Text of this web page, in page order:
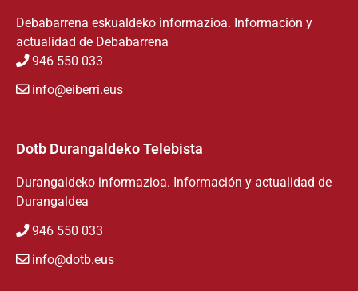
Debabarrena eskualdeko informazioa. Información y
actualidad de Debabarrena
946 550 033
info@eiberri.eus
Dotb Durangaldeko Telebista
Durangaldeko informazioa. Información y actualidad de
Durangaldea
946 550 033
info@dotb.eus